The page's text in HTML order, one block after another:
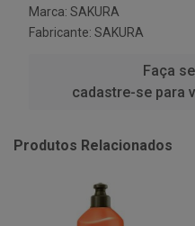
Marca: SAKURA
Fabricante: SAKURA
Faça
cadastre-se para
Produtos Relacionados